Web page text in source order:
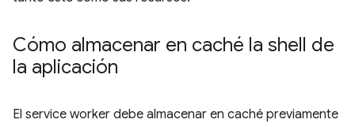
Cómo almacenar en caché la shell de
la aplicación
El service worker debe almacenar en caché previamente